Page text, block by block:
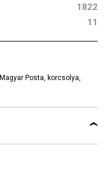
1822
11
Magyar Posta, korcsolya,